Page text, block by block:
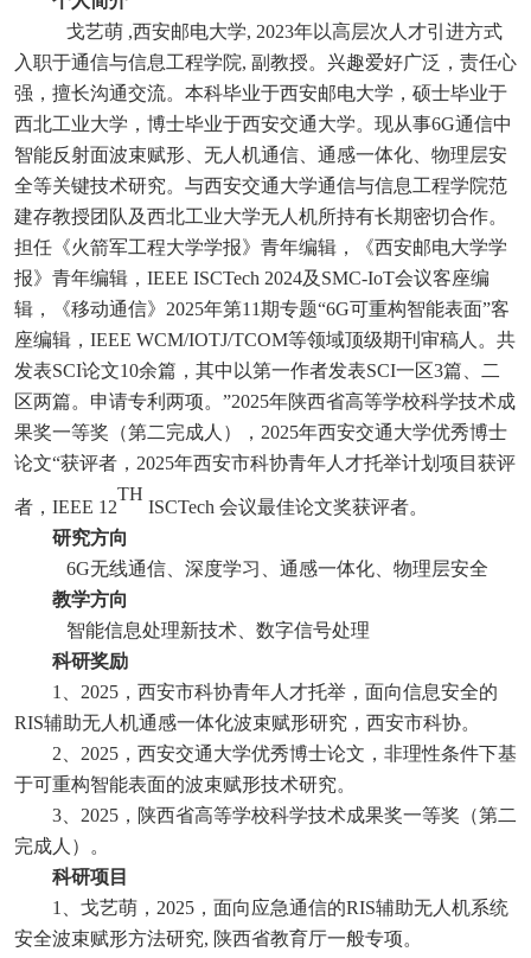
戈艺萌 ,西安邮电大学, 2023年以高层次人才引进方式
入职于通信与信息工程学院, 副教授。兴趣爱好广泛，责任心
强，擅长沟通交流。本科毕业于西安邮电大学，硕士毕业于
西北工业大学，博士毕业于西安交通大学。现从事6G通信中
智能反射面波束赋形、无人机通信、通感一体化、物理层安
全等关键技术研究。与西安交通大学通信与信息工程学院范
建存教授团队及西北工业大学无人机所持有长期密切合作。
担任《火箭军工程大学学报》青年编辑，《西安邮电大学学
报》青年编辑，IEEE ISCTech 2024及SMC-IoT会议客座编
辑，《移动通信》2025年第11期专题“6G可重构智能表面”客
座编辑，IEEE WCM/IOTJ/TCOM等领域顶级期刊审稿人。共
发表SCI论文10余篇，其中以第一作者发表SCI一区3篇、二
区两篇。申请专利两项。”2025年陕西省高等学校科学技术成
果奖一等奖（第二完成人），2025年西安交通大学优秀博士
论文“获评者，2025年西安市科协青年人才托举计划项目获评
者，IEEE 12
TH
ISCTech 会议最佳论文奖获评者。
研究方向
6G无线通信、深度学习、通感一体化、物理层安全
教学方向
智能信息处理新技术、数字信号处理
科研奖励
1、2025，西安市科协青年人才托举，面向信息安全的
RIS辅助无人机通感一体化波束赋形研究，西安市科协。
2、2025，西安交通大学优秀博士论文，非理性条件下基
于可重构智能表面的波束赋形技术研究。
3、2025，陕西省高等学校科学技术成果奖一等奖（第二
完成人）。
科研项目
1、 戈艺萌， 2025，面向应急通信的RIS辅助无人机系统
安全波束赋形方法研究, 陕西省教育厅一般专项。